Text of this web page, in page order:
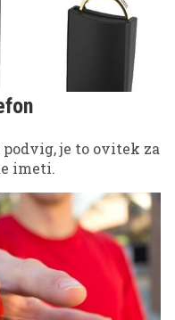
je to ovitek za
imeti.